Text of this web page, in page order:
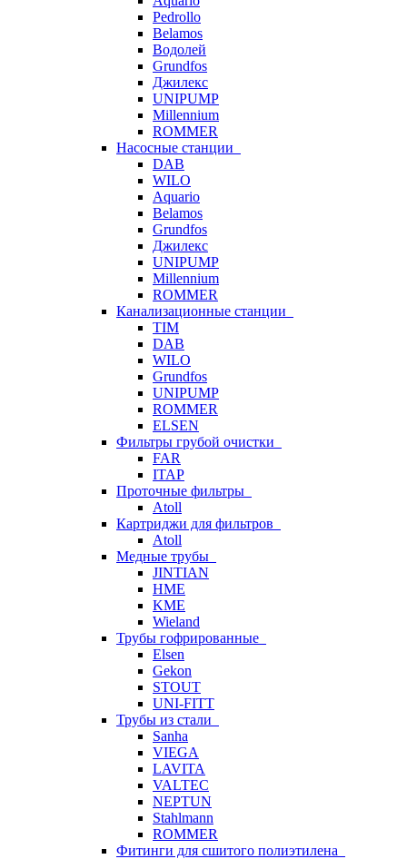
Pedrollo
Belamos
Водолей
Grundfos
Джилекс
UNIPUMP
Millennium
ROMMER
Насосные станции
DAB
WILO
Aquario
Belamos
Grundfos
Джилекс
UNIPUMP
Millennium
ROMMER
Канализационные станции
TIM
DAB
WILO
Grundfos
UNIPUMP
ROMMER
ELSEN
Фильтры грубой очистки
FAR
ITAP
Проточные фильтры
Atoll
Картриджи для фильтров
Atoll
Медные трубы
JINTIAN
HME
KME
Wieland
Трубы гофрированные
Elsen
Gekon
STOUT
UNI-FITT
Трубы из стали
Sanha
VIEGA
LAVITA
VALTEC
NEPTUN
Stahlmann
ROMMER
Фитинги для сшитого полиэтилена